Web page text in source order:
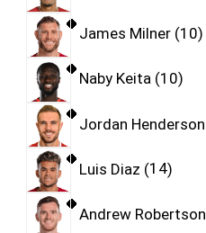
James Milner 10
Naby Keita 10
Jordan Henderson
Luis Diaz 14
Andrew Robertson